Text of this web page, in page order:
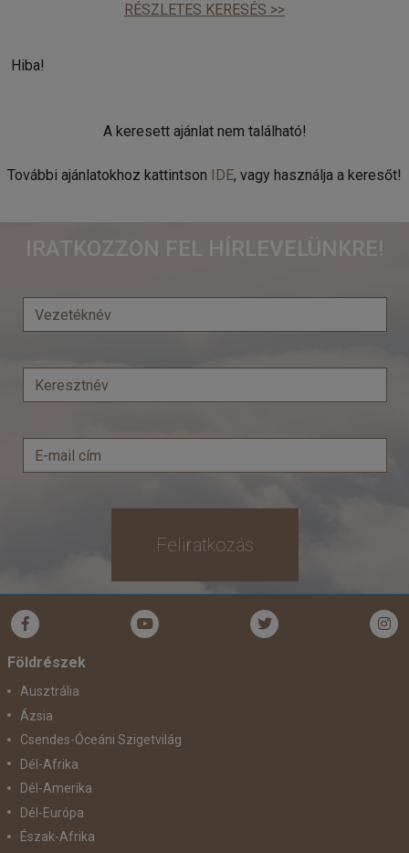
RÉSZLETES KERESÉS >>
Hiba!
A keresett ajánlat nem található!
További ajánlatokhoz kattintson IDE, vagy használja a keresőt!
IRATKOZZON FEL HÍRLEVELÜNKRE!
Feliratkozás
Földrészek
Ausztrália
Ázsia
Csendes-Óceáni Szigetvilág
Dél-Afrika
Dél-Amerika
Dél-Európa
Észak-Afrika